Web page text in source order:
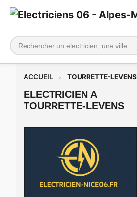
ACCUEIL › TOURRETTE-LEVENS
ELECTRICIEN A
TOURRETTE-LEVENS